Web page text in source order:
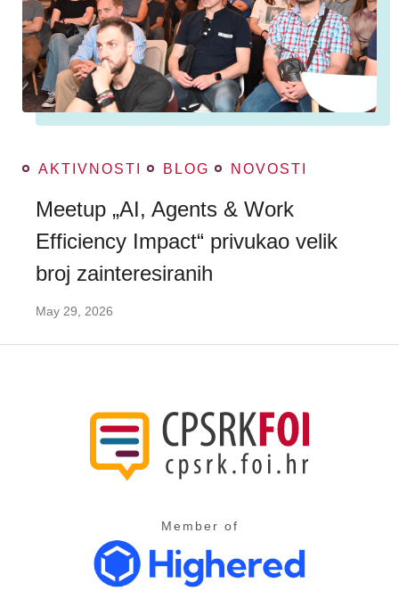
AKTIVNOSTI BLOG NOVOSTI
Meetup „AI, Agents & Work
Efficiency Impact“ privukao velik
broj zainteresiranih
May 29, 2026
Member of